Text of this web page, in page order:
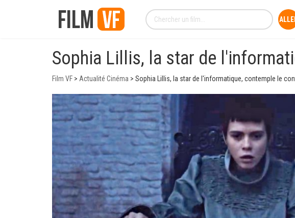
Sophia Lillis, la star de
Film VF > Actualité Cinéma > Sophia Lillis, la star de l'informatique, contemple le